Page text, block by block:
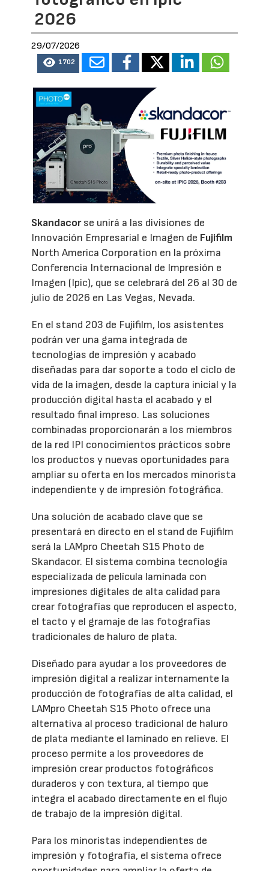
2026
29/07/2026
1702
Skandacorse unirá a las divisiones de
Innovación Empresarial e Imagen de Fujifilm
North America Corporation en la próxima
Conferencia Internacional de Impresión e
Imagen (Ipic), que se celebrará del 26 al 30 de
julio de 2026 en Las Vegas, Nevada.
En el stand 203 de Fujifilm, los asistentes
podrán ver una gama integrada de
tecnologías de impresión y acabado
diseñadas para dar soporte a todo el ciclo de
vida de la imagen, desde la captura inicial y la
producción digital hasta el acabado y el
resultado final impreso. Las soluciones
combinadas proporcionarán a los miembros
de la red IPI conocimientos prácticos sobre
los productos y nuevas oportunidades para
ampliar su oferta en los mercados minorista
independiente y de impresión fotográfica.
Una solución de acabado clave que se
presentará en directo en el stand de Fujifilm
será la LAMpro Cheetah S15 Photo de
Skandacor. El sistema combina tecnología
especializada de película laminada con
impresiones digitales de alta calidad para
crear fotografías que reproducen el aspecto,
el tacto y el gramaje de las fotografías
tradicionales de haluro de plata.
Diseñado para ayudar a los proveedores de
impresión digital a realizar internamente la
producción de fotografías de alta calidad, el
LAMpro Cheetah S15 Photo ofrece una
alternativa al proceso tradicional de haluro
de plata mediante el laminado en relieve. El
proceso permite a los proveedores de
impresión crear productos fotográficos
duraderos y con textura, al tiempo que
integra el acabado directamente en el flujo
de trabajo de la impresión digital.
Para los minoristas independientes de
impresión y fotografía, el sistema ofrece